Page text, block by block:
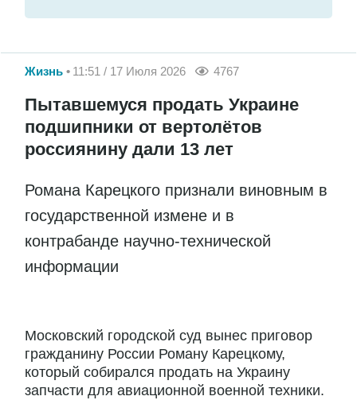
Жизнь 11:51 / 17 Июля 2026 4767
Пытавшемуся продать Украине
подшипники от вертолётов
россиянину дали 13 лет
Романа Карецкого признали виновным в
государственной измене и в
контрабанде научно-технической
информации
Московский городской суд вынес приговор
гражданину России Роману Карецкому,
который собирался продать на Украину
запчасти для авиационной военной техники.